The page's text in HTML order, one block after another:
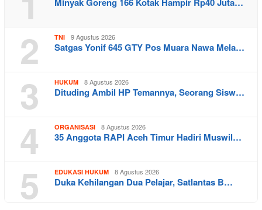
2 TNI 9 Agustus 2026
Satgas Yonif 645 GTY Pos Muara Nawa Mela…
3 HUKUM 8 Agustus 2026
Dituding Ambil HP Temannya, Seorang Sisw…
4 ORGANISASI 8 Agustus 2026
35 Anggota RAPI Aceh Timur Hadiri Muswil…
5 EDUKASI HUKUM 8 Agustus 2026
Duka Kehilangan Dua Pelajar, Satlantas B…